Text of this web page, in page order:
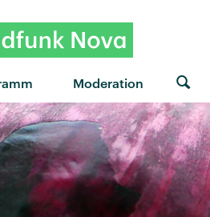
Moderation
"Feed the fire" von SG Lewis &